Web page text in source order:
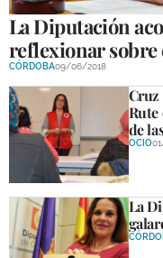
La Diputación
reflexionar sobre
CÓRDOBA09/06/2018
Cruz
Rute
de
OCIO
La